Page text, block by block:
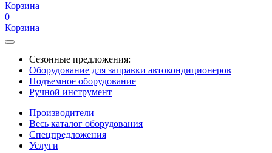
Корзина
0
Корзина
Сезонные предложения:
Оборудование для заправки автокондиционеров
Подъемное оборудование
Ручной инструмент
Производители
Весь каталог оборудования
Спецпредложения
Услуги